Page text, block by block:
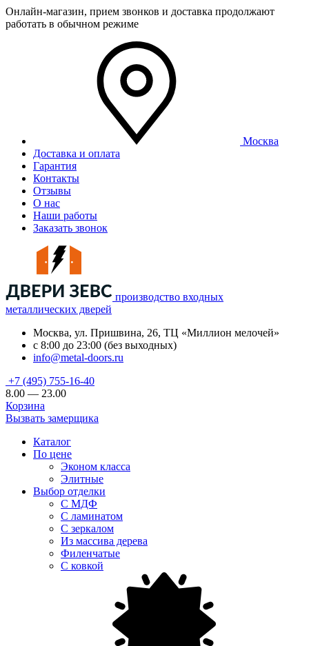
Онлайн-магазин, прием звонков и доставка продолжают
работать в обычном режиме
Москва
Доставка и оплата
Гарантия
Контакты
Отзывы
О нас
Наши работы
Заказать звонок
производство входных
металлических дверей
Москва, ул. Пришвина, 26, ТЦ «Миллион мелочей»
с 8:00 до 23:00 (без выходных)
info@metal-doors.ru
+7 (495) 755-16-40
8.00 — 23.00
Корзина
Вызвать замерщика
Каталог
По цене
Эконом класса
Элитные
Выбор отделки
С МДФ
С ламинатом
С зеркалом
Из массива дерева
Филенчатые
С ковкой